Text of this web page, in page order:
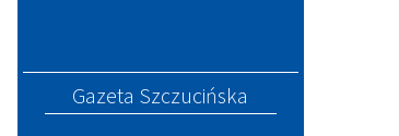
Gazeta Szczucińska